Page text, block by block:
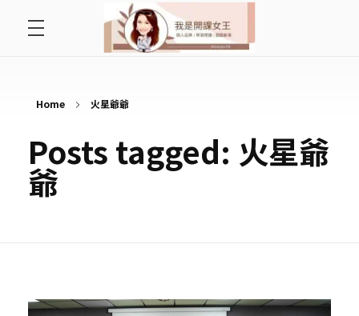
好好說故事
最愛讀書會
遇見好課程
Home 火星爺爺
Posts tagged: 火星爺
爺